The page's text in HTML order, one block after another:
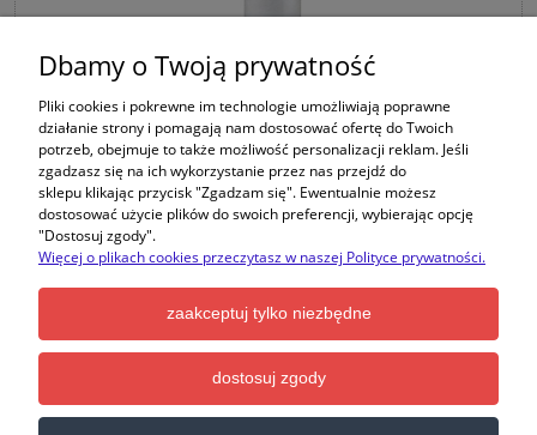
Seria S-PPMBB20 - 20” wkłady typu Big Blue z włókniny
polipropylenowej do wody zimnej (dostępny mikronaż
1, 5, 20, 50) - usuwają rdzę, piasek, muł, zawiesiny -
OBECNIE NAJLEPSZE WKŁADY NA RYNKU!
do koszyka
Dbamy o Twoją prywatność
Pliki cookies i pokrewne im technologie umożliwiają poprawne
działanie strony i pomagają nam dostosować ofertę do Twoich
potrzeb, obejmuje to także możliwość personalizacji reklam. Jeśli
zgadzasz się na ich wykorzystanie przez nas przejdź do
sklepu klikając przycisk "Zgadzam się". Ewentualnie możesz
dostosować użycie plików do swoich preferencji, wybierając opcję
"Dostosuj zgody".
Więcej o plikach cookies przeczytasz w naszej Polityce prywatności.
zaakceptuj tylko niezbędne
dostosuj zgody